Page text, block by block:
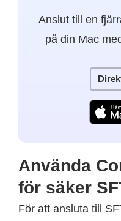
Anslut till en
på din Mac
Använda
för säker
För att ansluta till